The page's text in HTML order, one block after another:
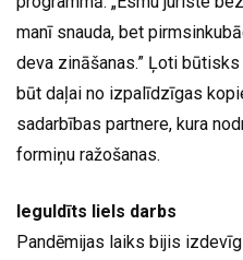
manī snauda, bet
deva zināšanas.” Ļoti
būt daļai no izpalīdzīgas
sadarbības partnere, kura
formiņu ražošanas.
Ieguldīts liels darbs
Pandēmijas laiks bijis